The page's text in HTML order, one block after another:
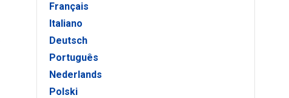
Français
Italiano
Deutsch
Português
Nederlands
Polski